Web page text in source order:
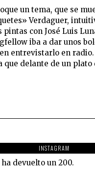
un tema, que se
Verdaguer,
pintas con José Luis
iba a dar unos
entrevistarlo en
que delante de un plato
INSTAGRAM
devuelto un 200.